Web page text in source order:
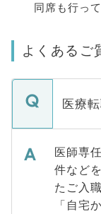
同席も行っ
よくあるご
医療
医師専
件など
たご入
「自宅